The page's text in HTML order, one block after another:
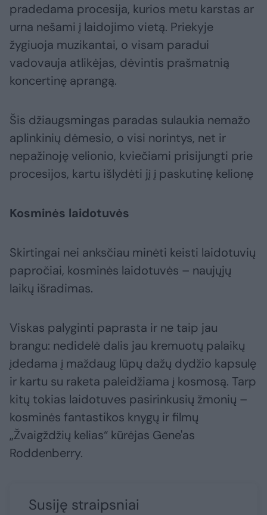
pradedama procesija, kurios metu karstas ar
urna nešami į laidojimo vietą. Priekyje
žygiuoja muzikantai, o visam paradui
vadovauja atlikėjas, dėvintis prašmatnią
koncertinę aprangą.
Šis džiaugsmingas paradas sulaukia nemažo
aplinkinių dėmesio, o visi norintys, net ir
nepažinoję velionio, kviečiami prisijungti prie
procesijos, kartu išlydėti jį į paskutinę kelionę
Kosminės laidotuvės
Skirtingai nei anksčiau minėti keisti laidotuvių
papročiai, kosminės laidotuvės – naujųjų
laikų išradimas.
Viskas palyginti paprasta ir ne taip jau
brangu: nedidelė dalis jau kremuotų palaikų
įdedama į maždaug lūpų dažų dydžio kapsulę
ir kartu su raketa paleidžiama į kosmosą. Tarp
kitų tokias laidotuves pasirinkusių žmonių –
kosminės fantastikos knygų ir filmų
„Žvaigždžių kelias“ kūrėjas Gene'as
Roddenberry.
Susiję straipsniai